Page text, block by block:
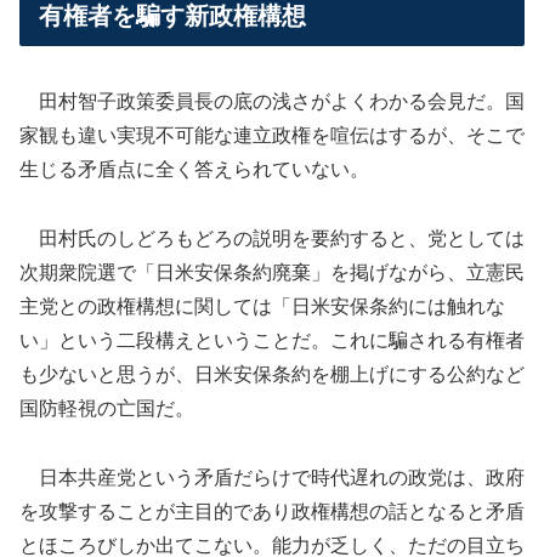
有権者を騙す新政権構想
田村智子政策委員長の底の浅さがよくわかる会見だ。国
家観も違い実現不可能な連立政権を喧伝はするが、そこで
生じる矛盾点に全く答えられていない。
田村氏のしどろもどろの説明を要約すると、党としては
次期衆院選で「日米安保条約廃棄」を掲げながら、立憲民
主党との政権構想に関しては「日米安保条約には触れな
い」という二段構えということだ。これに騙される有権者
も少ないと思うが、日米安保条約を棚上げにする公約など
国防軽視の亡国だ。
日本共産党という矛盾だらけで時代遅れの政党は、政府
を攻撃することが主目的であり政権構想の話となると矛盾
とほころびしか出てこない。能力が乏しく、ただの目立ち